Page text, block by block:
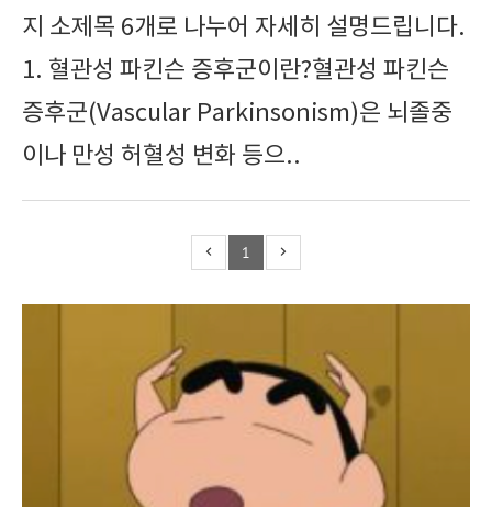
지 소제목 6개로 나누어 자세히 설명드립니다.
1. 혈관성 파킨슨 증후군이란?혈관성 파킨슨
증후군(Vascular Parkinsonism)은 뇌졸중
이나 만성 허혈성 변화 등으..
1